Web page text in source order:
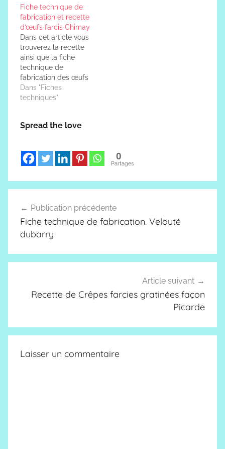
veau. Selon la liaison
utilisée le potage
prend l’appellation de
crème Dubarry ou de
velouté Dubarry.
Techniques…
Fiche technique de
fabrication et recette
d’œufs farcis Chimay
Dans cet article vous
trouverez la recette
ainsi que la fiche
technique de
fabrication des œufs
farcis chimay. œufs
farcis gratinés Pour
des oeufs durs. Puis on
Duxelles de
champignon liée avec
Dans "Fiches
techniques"
Spread the love
0
Partages
de
l’article
Publication précédente
Fiche technique de fabrication. Velouté
dubarry
Article suivant
Recette de Crêpes farcies gratinées façon
Picarde
Laisser un commentaire